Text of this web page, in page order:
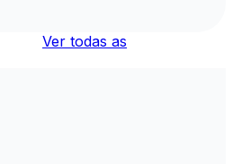
Ver todas as